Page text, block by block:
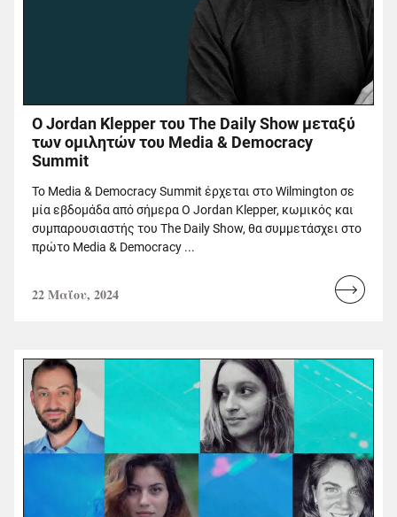
Ο Jordan Klepper του The Daily Show μεταξύ
των ομιλητών του Media & Democracy
Summit
Το Media & Democracy Summit έρχεται στο Wilmington σε
μία εβδομάδα από σήμερα Ο Jordan Klepper, κωμικός και
συμπαρουσιαστής του The Daily Show, θα συμμετάσχει στο
πρώτο Media & Democracy ...
22 Μαΐου, 2024
Read